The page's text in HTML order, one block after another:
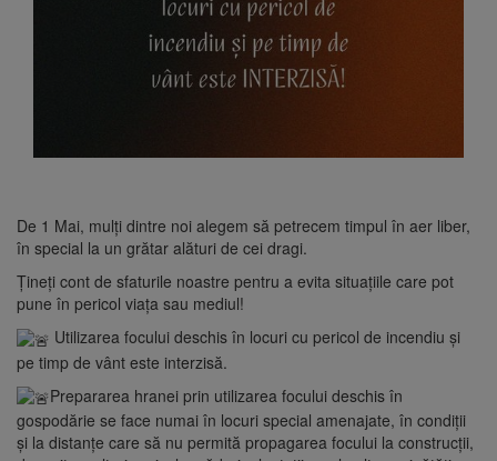
De 1 Mai, mulți dintre noi alegem să petrecem timpul în aer liber,
în special la un grătar alături de cei dragi.
Țineți cont de sfaturile noastre pentru a evita situațiile care pot
pune în pericol viața sau mediul!
Utilizarea focului deschis în locuri cu pericol de incendiu și
pe timp de vânt este interzisă.
Prepararea hranei prin utilizarea focului deschis în
gospodărie se face numai în locuri special amenajate, în condiții
și la distanțe care să nu permită propagarea focului la construcții,